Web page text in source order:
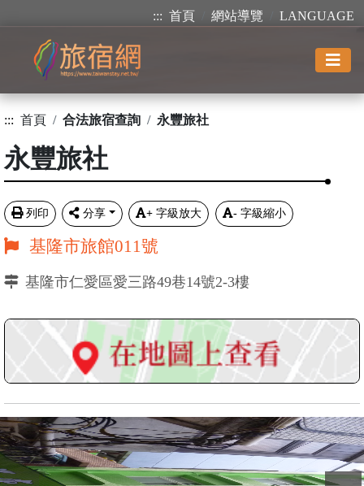
::: 首頁 網站導覽 LANGUAGE
::: 首頁 合法旅宿查詢 永豐旅社
永豐旅社
列印 分享 + 字級放大 - 字級縮小
基隆市旅館011號
基隆市仁愛區愛三路49巷14號2-3樓